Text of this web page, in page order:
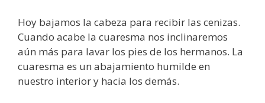
Hoy bajamos la cabeza para recibir las cenizas.
Cuando acabe la cuaresma nos inclinaremos
aún más para lavar los pies de los hermanos. La
cuaresma es un abajamiento humilde en
nuestro interior y hacia los demás.